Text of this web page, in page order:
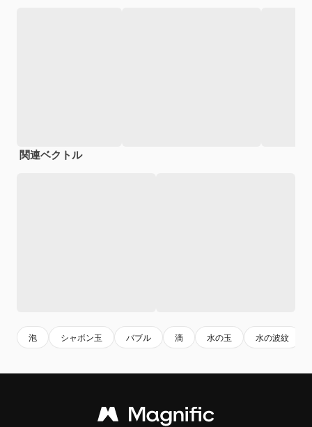
関連ベクトル
泡 シャボン玉 バブル 滴 水の玉 水の波紋